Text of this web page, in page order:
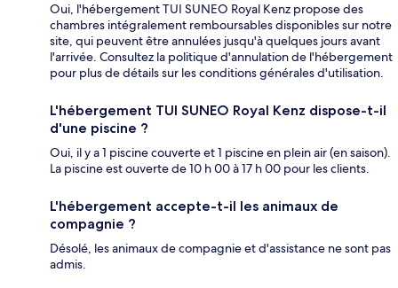
Oui, l'hébergement TUI SUNEO Royal Kenz propose des
chambres intégralement remboursables disponibles sur notre
site, qui peuvent être annulées jusqu'à quelques jours avant
l'arrivée. Consultez la politique d'annulation de l'hébergement
pour plus de détails sur les conditions générales d'utilisation.
L'hébergement TUI SUNEO Royal Kenz dispose-t-il
d'une piscine ?
Oui, il y a 1 piscine couverte et 1 piscine en plein air (en saison).
La piscine est ouverte de 10 h 00 à 17 h 00 pour les clients.
L'hébergement accepte-t-il les animaux de
compagnie ?
Désolé, les animaux de compagnie et d'assistance ne sont pas
admis.